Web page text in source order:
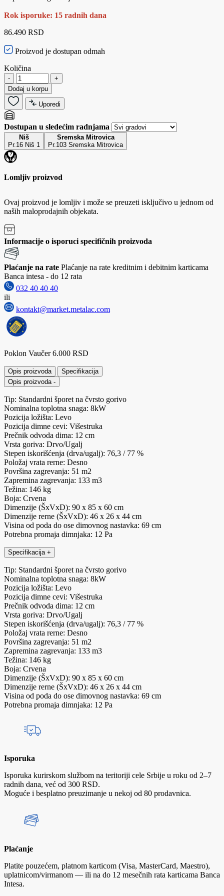
Rok isporuke: 15 radnih dana
86.490 RSD
Proizvod je dostupan odmah
Količina
-
+
Dodaj u korpu
Uporedi
Dostupan u sledećim radnjama
Niš
Pr.16 Niš 1
Sremska Mitrovica
Pr.103 Sremska Mitrovica
Lomljiv proizvod
Ovaj proizvod je lomljiv i može se preuzeti isključivo u jednom od
naših maloprodajnih objekata.
Informacije o isporuci specifičnih proizvoda
Plaćanje na rate Plaćanje na rate kreditnim i debitnim karticama
Banca intesa - do 12 rata
032 40 40 40
ili
kontakt@market.metalac.com
Poklon Vaučer 6.000 RSD
Opis proizvoda
Specifikacija
Opis proizvoda -
Tip: Standardni šporet na čvrsto gorivo
Nominalna toplotna snaga: 8kW
Pozicija ložišta: Levo
Pozicija dimne cevi: Višestruka
Prečnik odvoda dima: 12 cm
Vrsta goriva: Drvo/Ugalj
Stepen iskorišćenja (drva/ugalj): 76,3 / 77 %
Položaj vrata rerne: Desno
Površina zagrevanja: 51 m2
Zapremina zagrevanja: 133 m3
Težina: 146 kg
Boja: Crvena
Dimenzije (ŠxVxD): 90 x 85 x 60 cm
Dimenzije rerne (ŠxVxD): 46 x 26 x 44 cm
Visina od poda do ose dimovnog nastavka: 69 cm
Potrebna promaja dimnjaka: 12 Pa
Specifikacija +
Tip: Standardni šporet na čvrsto gorivo
Nominalna toplotna snaga: 8kW
Pozicija ložišta: Levo
Pozicija dimne cevi: Višestruka
Prečnik odvoda dima: 12 cm
Vrsta goriva: Drvo/Ugalj
Stepen iskorišćenja (drva/ugalj): 76,3 / 77 %
Položaj vrata rerne: Desno
Površina zagrevanja: 51 m2
Zapremina zagrevanja: 133 m3
Težina: 146 kg
Boja: Crvena
Dimenzije (ŠxVxD): 90 x 85 x 60 cm
Dimenzije rerne (ŠxVxD): 46 x 26 x 44 cm
Visina od poda do ose dimovnog nastavka: 69 cm
Potrebna promaja dimnjaka: 12 Pa
Isporuka
Isporuka kurirskom službom na teritoriji cele Srbije u roku od 2–7
radnih dana, već od 300 RSD.
Moguće i besplatno preuzimanje u nekoj od 80 prodavnica.
Plaćanje
Platite pouzećem, platnom karticom (Visa, MasterCard, Maestro),
uplatnicom/virmanom — ili na do 12 mesečnih rata karticama Banca
Intesa.